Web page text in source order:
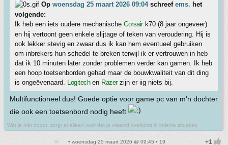
Op woensdag 25 maart 2026 09:04schreef ems. het
volgende:
Ik heb een iets oudere mechanische Corsairk70 (8 jaar ongeveer)
en hij vertoont geen enkele slijtage of teken van veroudering. Hij is
ook lekker stevig en zwaar dus ik kan hem eventueel gebruiken
om inbrekers hun schedel te breken terwijl ik er vertrouwen in heb
dat ik 10 minuten later zonder problemen verder kan gamen. Ik heb
een hoop toetsenborden gehad maar de bouwkwaliteit van dit ding
is ongeëvenaard. Logitechen Razerzijn er iig niets bij.
Multifunctioneel dus! Goede optie voor game pc van m'n dochter
die ook een toetsenbord nodig heeft
Wat je niet doodt, zorgt er alleen voor dat je vreemd overkomt in intieme situaties.
• woensdag 25 maart 2026 @ 09:45 • 19